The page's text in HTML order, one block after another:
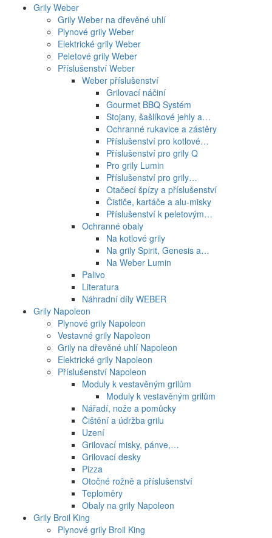
Grily Weber
Grily Weber na dřevěné uhlí
Plynové grily Weber
Elektrické grily Weber
Peletové grily Weber
Příslušenství Weber
Weber příslušenství
Grilovací náčiní
Gourmet BBQ Systém
Stojany, šašlíkové jehly a…
Ochranné rukavice a zástěry
Příslušenství pro kotlové…
Příslušenství pro grily Q
Pro grily Lumin
Příslušenství pro grily…
Otačecí špízy a příslušenství
Čističe, kartáče a alu-misky
Příslušenství k peletovým…
Ochranné obaly
Na kotlové grily
Na grily Spirit, Genesis a…
Na Weber Lumin
Palivo
Literatura
Náhradní díly WEBER
Grily Napoleon
Plynové grily Napoleon
Vestavné grily Napoleon
Grily na dřevěné uhlí Napoleon
Elektrické grily Napoleon
Příslušenství Napoleon
Moduly k vestavěným grilům
Moduly k vestavěným grilům
Nářadí, nože a pomůcky
Čištění a údržba grilu
Uzení
Grilovací misky, pánve,…
Grilovací desky
Pizza
Otočné rožně a příslušenství
Teploměry
Obaly na grily Napoleon
Grily Broil King
Plynové grily Broil King